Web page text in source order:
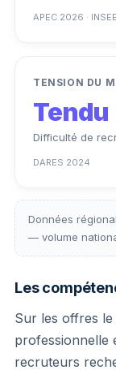
APEC 2026 ·
TENSION DU
Tendu
Difficulté de
DARES 2024
Données
— volume
Les
Sur les offres
professionnelle
recruteurs